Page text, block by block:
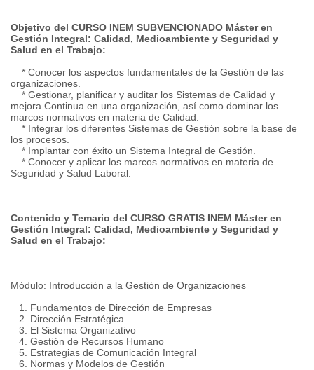
Objetivo del CURSO INEM SUBVENCIONADO Máster en
Gestión Integral: Calidad, Medioambiente y Seguridad y
Salud en el Trabajo:
* Conocer los aspectos fundamentales de la Gestión de las
organizaciones.
* Gestionar, planificar y auditar los Sistemas de Calidad y
mejora Continua en una organización, así como dominar los
marcos normativos en materia de Calidad.
* Integrar los diferentes Sistemas de Gestión sobre la base de
los procesos.
* Implantar con éxito un Sistema Integral de Gestión.
* Conocer y aplicar los marcos normativos en materia de
Seguridad y Salud Laboral.
Contenido y Temario del CURSO GRATIS INEM Máster en
Gestión Integral: Calidad, Medioambiente y Seguridad y
Salud en el Trabajo:
Módulo: Introducción a la Gestión de Organizaciones
1. Fundamentos de Dirección de Empresas
2. Dirección Estratégica
3. El Sistema Organizativo
4. Gestión de Recursos Humano
5. Estrategias de Comunicación Integral
6. Normas y Modelos de Gestión